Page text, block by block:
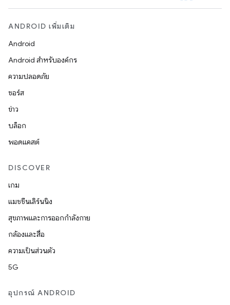
ANDROID เพิ่มเติม
Android
Android สำหรับองค์กร
ความปลอดภัย
ซอร์ส
ข่าว
บล็อก
พอดแคสต์
DISCOVER
เกม
แมชชีนเลิร์นนิง
สุขภาพและการออกกำลังกาย
กล้องและสื่อ
ความเป็นส่วนตัว
5G
อุปกรณ์ ANDROID